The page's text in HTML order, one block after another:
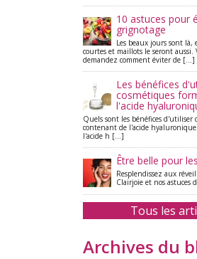
10 astuces pour
grignotage
Les beaux jours sont
courtes et maillots le seront aussi.
demandez comment éviter de [...]
Les bénéfices
cosmétiques
l'acide
Quels sont les bénéfices d'utiliser
contenant de l'acide hyaluronique
l'acide h [...]
Être belle pour
Resplendissez aux
Clairjoie et nos astuces
Tous les
Archives du